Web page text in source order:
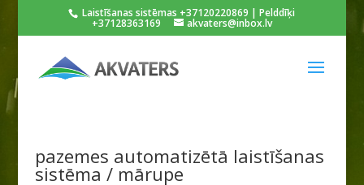
Laistīšanas sistēmas +37120220869 | Pelddīķi
+37128363169 akvaters@inbox.lv
pazemes automatizētā laistīšanas
sistēma / mārupe